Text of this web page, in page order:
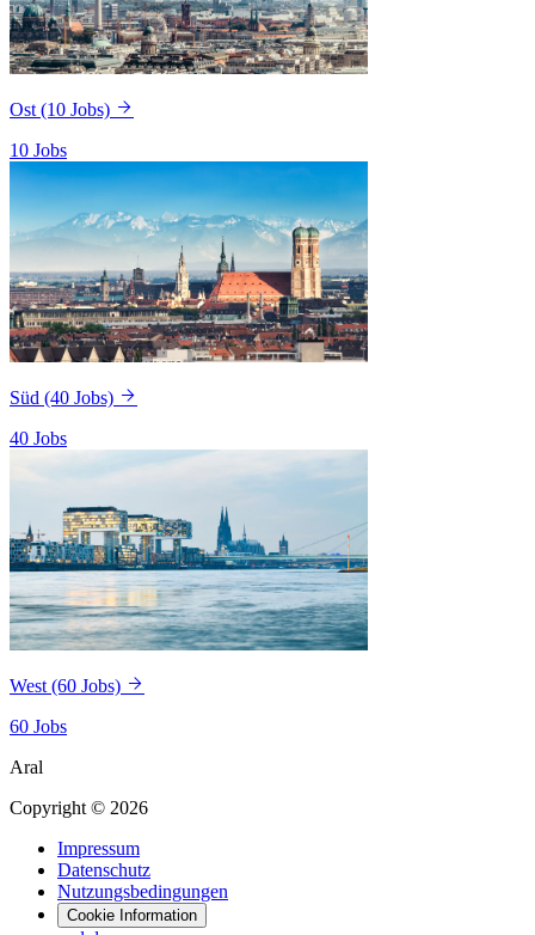
Ost (10 Jobs)
10 Jobs
Süd (40 Jobs)
40 Jobs
West (60 Jobs)
60 Jobs
Aral
Copyright © 2026
Impressum
Datenschutz
Nutzungsbedingungen
Cookie Information